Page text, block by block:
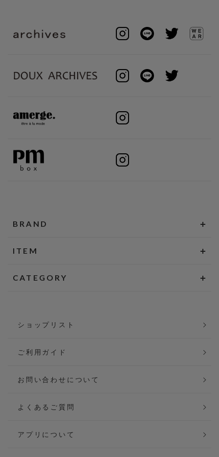
BRAND
ITEM
CATEGORY
ショップリスト
ご利用ガイド
お問い合わせについて
よくあるご質問
アプリについて